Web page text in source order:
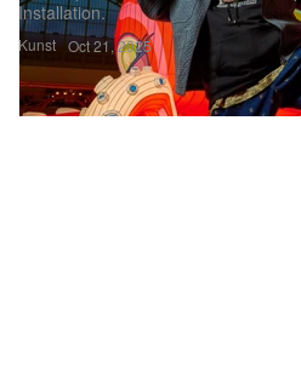
Kunst
Installation.
Oct 21, 2025